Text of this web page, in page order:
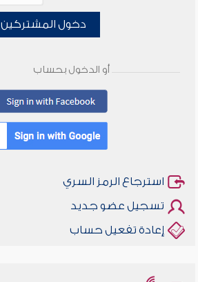
دخول المشتركين
أو الدخول بحساب
استرجاع الرمز السري
تسجيل عضو جديد
إعادة تفعيل حساب